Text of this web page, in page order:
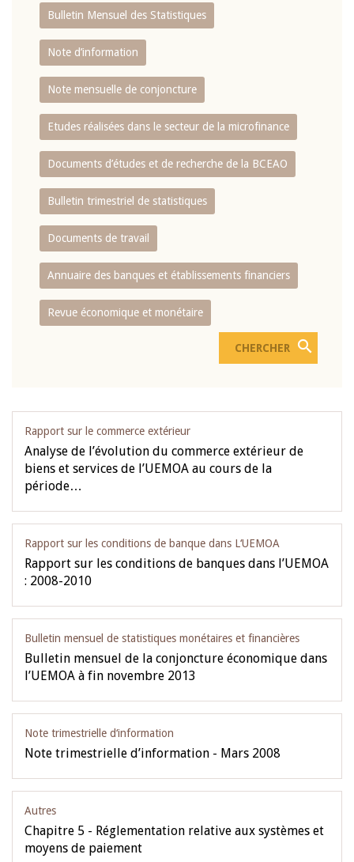
Bulletin Mensuel des Statistiques
Note d’information
Note mensuelle de conjoncture
Etudes réalisées dans le secteur de la microfinance
Documents d’études et de recherche de la BCEAO
Bulletin trimestriel de statistiques
Documents de travail
Annuaire des banques et établissements financiers
Revue économique et monétaire
Rapport sur le commerce extérieur
Analyse de l’évolution du commerce extérieur de
biens et services de l’UEMOA au cours de la
période…
Rapport sur les conditions de banque dans L‘UEMOA
Rapport sur les conditions de banques dans l’UEMOA
: 2008-2010
Bulletin mensuel de statistiques monétaires et financières
Bulletin mensuel de la conjoncture économique dans
l’UEMOA à fin novembre 2013
Note trimestrielle d‘information
Note trimestrielle d’information - Mars 2008
Autres
Chapitre 5 - Réglementation relative aux systèmes et
moyens de paiement